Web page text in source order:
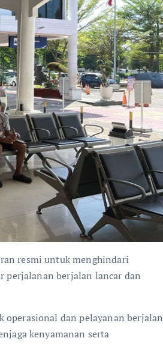
resmi untuk menghindari
perjalanan berjalan lancar dan
operasional dan pelayanan berjalan
kenyamanan serta